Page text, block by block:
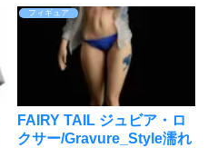
フィギュア
FAIRY TAIL ジュビア・ロ
クサー/Gravure_Style濡れ